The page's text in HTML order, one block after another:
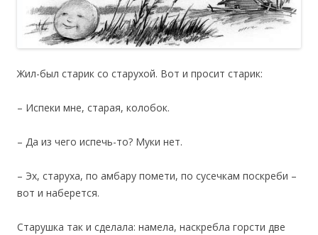
Жил-был старик со старухой. Вот и просит старик:
– Испеки мне, старая, колобок.
– Да из чего испечь-то? Муки нет.
– Эх, старуха, по амбару помети, по сусечкам поскреби –
вот и наберется.
Старушка так и сделала: намела, наскребла горсти две